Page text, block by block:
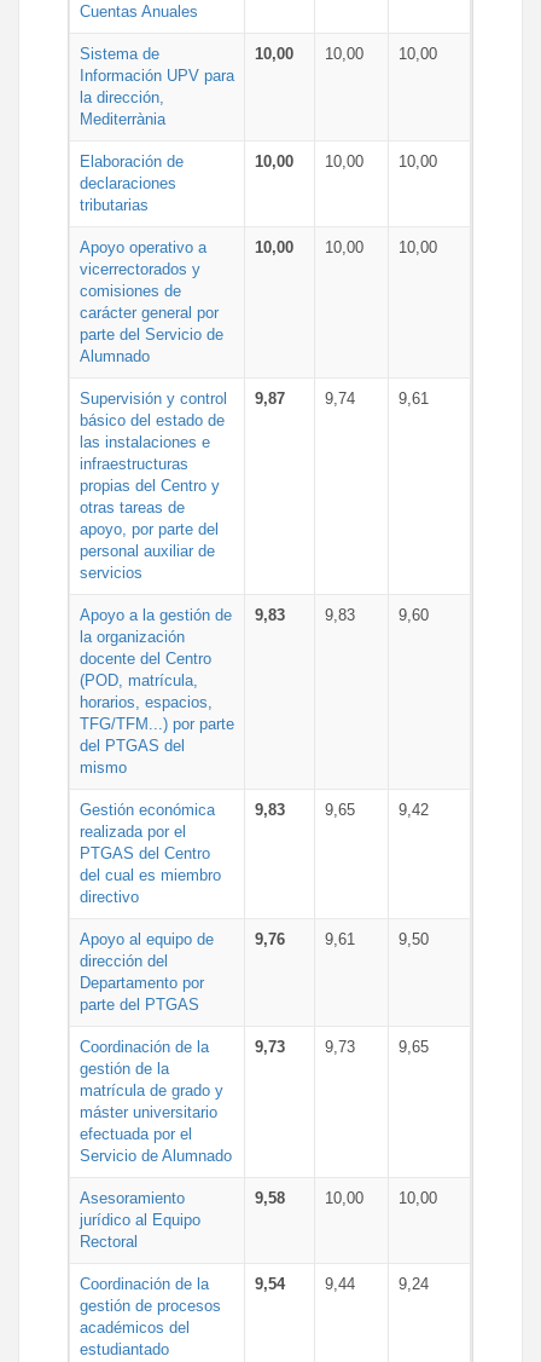
Cuentas Anuales
Sistema de
Información UPV para
la dirección,
Mediterrània
10,00 10,00 10,00
Elaboración de
declaraciones
tributarias
10,00 10,00 10,00
Apoyo operativo a
vicerrectorados y
comisiones de
carácter general por
parte del Servicio de
Alumnado
10,00 10,00 10,00
Supervisión y control
básico del estado de
las instalaciones e
infraestructuras
propias del Centro y
otras tareas de
apoyo, por parte del
personal auxiliar de
servicios
9,87 9,74 9,61
Apoyo a la gestión de
la organización
docente del Centro
(POD, matrícula,
horarios, espacios,
TFG/TFM...) por parte
del PTGAS del
mismo
9,83 9,83 9,60
Gestión económica
realizada por el
PTGAS del Centro
del cual es miembro
directivo
9,83 9,65 9,42
Apoyo al equipo de
dirección del
Departamento por
parte del PTGAS
9,76 9,61 9,50
Coordinación de la
gestión de la
matrícula de grado y
máster universitario
efectuada por el
Servicio de Alumnado
9,73 9,73 9,65
Asesoramiento
jurídico al Equipo
Rectoral
9,58 10,00 10,00
Coordinación de la
gestión de procesos
académicos del
estudiantado
9,54 9,44 9,24